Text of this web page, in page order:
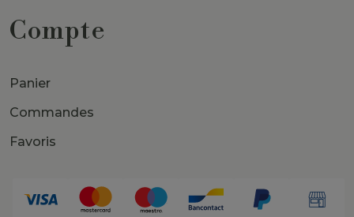
Compte
Panier
Commandes
Favoris